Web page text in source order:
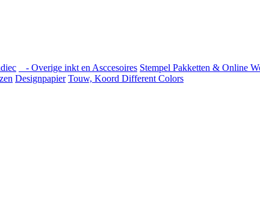
- Overige inkt en Asccesoires Stempel Pakketten & Online
Designpapier Touw, Koord Different Colors